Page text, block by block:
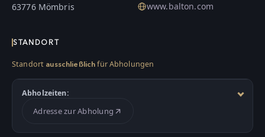
63776 Mömbris
www.balton.com
STANDORT
Standort ausschließlich für Abholungen
Abholzeiten:
Adresse zur Abholung